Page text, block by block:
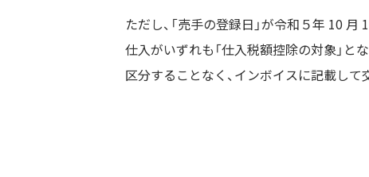
ただし、「売手の登録日」が令和５年 10
仕入がいずれも「仕入税額控除の対象」と
区分することなく、インボイスに記載して